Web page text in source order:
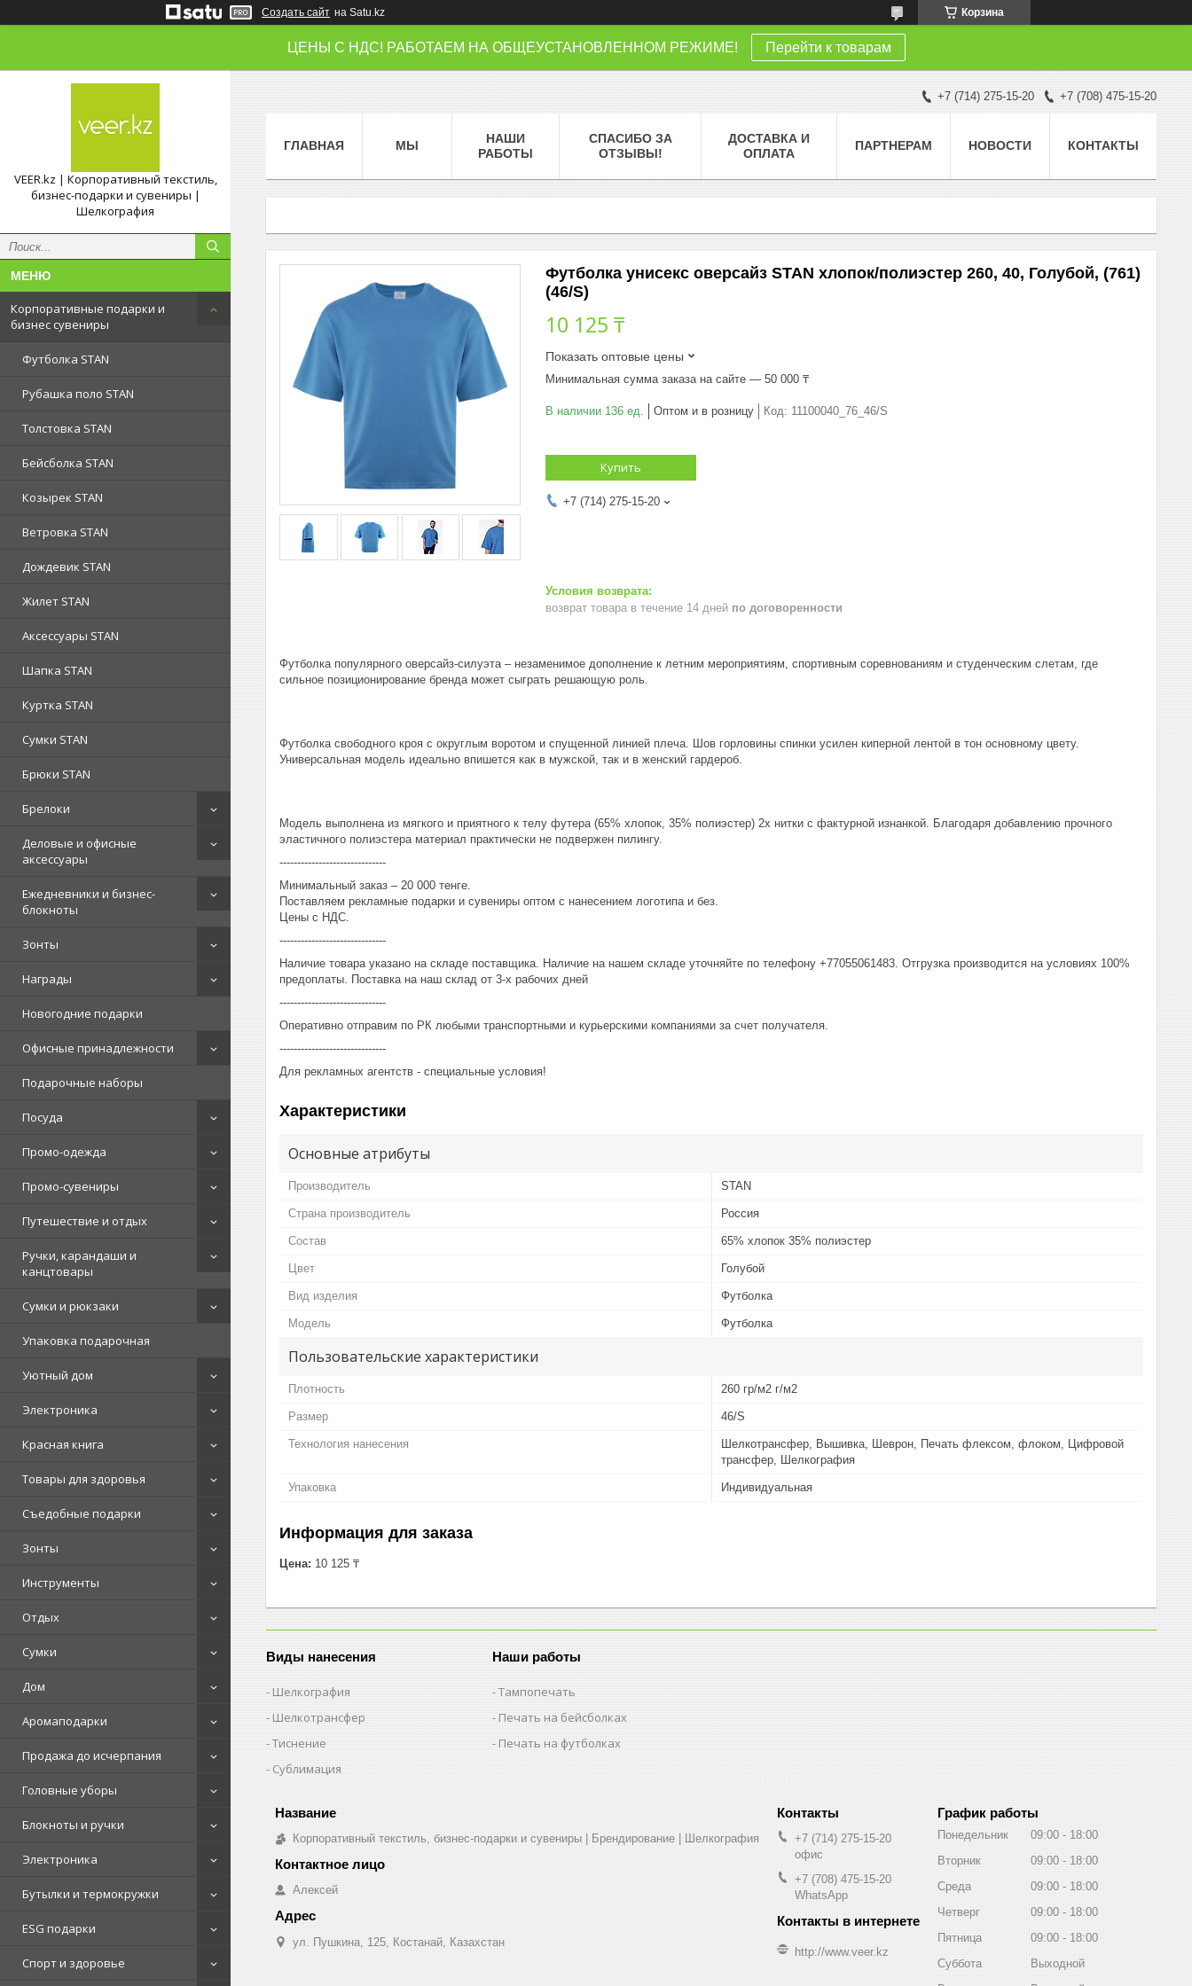
Создать сайт на Satu.kz Корзина
ЦЕНЫ С НДС! РАБОТАЕМ НА ОБЩЕУСТАНОВЛЕННОМ РЕЖИМЕ! Перейти к товарам
VEER.kz | Корпоративный текстиль,
бизнес-подарки и сувениры |
Шелкография
Корпоративные подарки и
бизнес сувениры
Футболка STAN
Рубашка поло STAN
Толстовка STAN
Бейсболка STAN
Козырек STAN
Ветровка STAN
Дождевик STAN
Жилет STAN
Аксессуары STAN
Шапка STAN
Куртка STAN
Сумки STAN
Брюки STAN
Брелоки
Деловые и офисные
аксессуары
Ежедневники и бизнес-
блокноты
Зонты
Награды
Новогодние подарки
Офисные принадлежности
Подарочные наборы
Посуда
Промо-одежда
Промо-сувениры
Путешествие и отдых
Ручки, карандаши и
канцтовары
Сумки и рюкзаки
Упаковка подарочная
Уютный дом
Электроника
Красная книга
Товары для здоровья
Съедобные подарки
Зонты
Инструменты
Отдых
Сумки
Дом
Аромаподарки
Продажа до исчерпания
Головные уборы
Блокноты и ручки
Электроника
Бутылки и термокружки
ESG подарки
Спорт и здоровье
+7 (714) 275-15-20 +7 (708) 475-15-20
ГЛАВНАЯ МЫ
НАШИ
РАБОТЫ
СПАСИБО ЗА
ОТЗЫВЫ!
ДОСТАВКА И
ОПЛАТА
ПАРТНЕРАМ НОВОСТИ КОНТАКТЫ
Футболка унисекс оверсайз STAN хлопок/полиэстер 260, 40, Голубой, (761)
(46/S)
10 125 ₸
Показать оптовые цены
Минимальная сумма заказа на сайте — 50 000 ₸
В наличии 136 ед. Оптом и в розницу Код: 11100040_76_46/S
Купить
+7 (714) 275-15-20
возврат товара в течение 14 дней по договоренности
Футболка популярного оверсайз-силуэта – незаменимое дополнение к летним мероприятиям, спортивным соревнованиям и студенческим слетам, где
сильное позиционирование бренда может сыграть решающую роль.
Футболка свободного кроя с округлым воротом и спущенной линией плеча. Шов горловины спинки усилен киперной лентой в тон основному цвету.
Универсальная модель идеально впишется как в мужской, так и в женский гардероб.
Модель выполнена из мягкого и приятного к телу футера (65% хлопок, 35% полиэстер) 2х нитки с фактурной изнанкой. Благодаря добавлению прочного
эластичного полиэстера материал практически не подвержен пилингу.
------------------------------
Минимальный заказ – 20 000 тенге.
Поставляем рекламные подарки и сувениры оптом с нанесением логотипа и без.
Цены с НДС.
------------------------------
Наличие товара указано на складе поставщика. Наличие на нашем складе уточняйте по телефону +77055061483. Отгрузка производится на условиях 100%
предоплаты. Поставка на наш склад от 3-x рабочих дней
------------------------------
Оперативно отправим по РК любыми транспортными и курьерскими компаниями за счет получателя.
------------------------------
Для рекламных агентств - специальные условия!
Характеристики
Основные атрибуты
Производитель STAN
Страна производитель Россия
Состав 65% хлопок 35% полиэстер
Цвет Голубой
Вид изделия Футболка
Мoдель Футболка
Пользовательские характеристики
Плотность 260 гр/м2 г/м2
Размер 46/S
Технология нанесения
Шелкотрансфер, Вышивка, Шеврон, Печать флексом, флоком, Цифровой
трансфер, Шелкография
Упаковка Индивидуальная
Информация для заказа
Цена: 10 125 ₸
Виды нанесения
Шелкография
Шелкотрансфер
Тиснение
Сублимация
Наши работы
Тампопечать
Печать на бейсболках
Печать на футболках
Корпоративный текстиль, бизнес-подарки и сувениры | Брендирование | Шелкография
Алексей
ул. Пушкина, 125, Костанай, Казахстан
+7 (714) 275-15-20
офис
+7 (708) 475-15-20
WhatsApp
http://www.veer.kz
График работы
Понедельник 09:00
18:00
Вторник
09:00
18:00
Среда
09:00
18:00
Четверг
09:00
18:00
Пятница
09:00
18:00
Суббота
Выходной